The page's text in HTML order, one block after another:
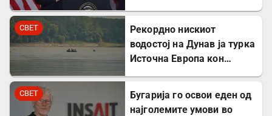
СВЕТ
Рекордно нискиот
водостој на Дунав ја турка
Источна Европа кон
СВЕТ
Бугарија го освои еден од
најголемите умови во